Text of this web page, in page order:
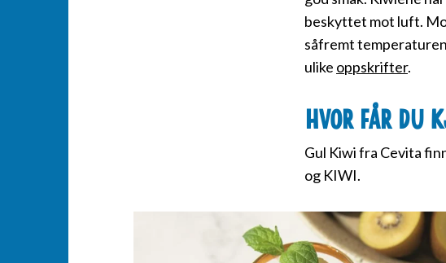
beskyttet mot luft.
såfremt temperaturen
ulike oppskrifter.
Hvor får du
Gul Kiwi fra Cevita
og KIWI.